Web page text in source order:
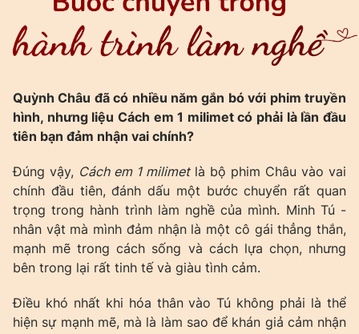
Quỳnh Châu đã có nhiều năm gắn bó với phim truyền
hình, nhưng liệu Cách em 1 milimet có phải là lần đầu
tiên bạn đảm nhận vai chính?
Đúng vậy, Cách em 1 milimetlà bộ phim Châu vào vai
chính đầu tiên, đánh dấu một bước chuyển rất quan
trọng trong hành trình làm nghề của mình. Minh Tú -
nhân vật mà mình đảm nhận là một cô gái thẳng thắn,
mạnh mẽ trong cách sống và cách lựa chọn, nhưng
bên trong lại rất tinh tế và giàu tình cảm.
Điều khó nhất khi hóa thân vào Tú không phải là thể
hiện sự mạnh mẽ, mà là làm sao để khán giả cảm nhận